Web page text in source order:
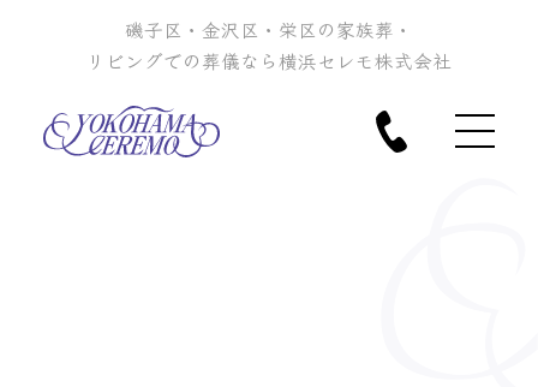
磯子区・金沢区・栄区の家族葬・
リビングでの葬儀なら横浜セレモ株式会社